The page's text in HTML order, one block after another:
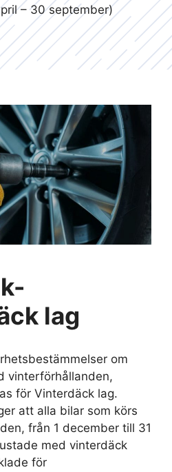
– 30 september)
lag
om
vinterförhållanden,
för Vinterdäck lag.
att alla bilar som körs
från 1 december till 31
med vinterdäck
för